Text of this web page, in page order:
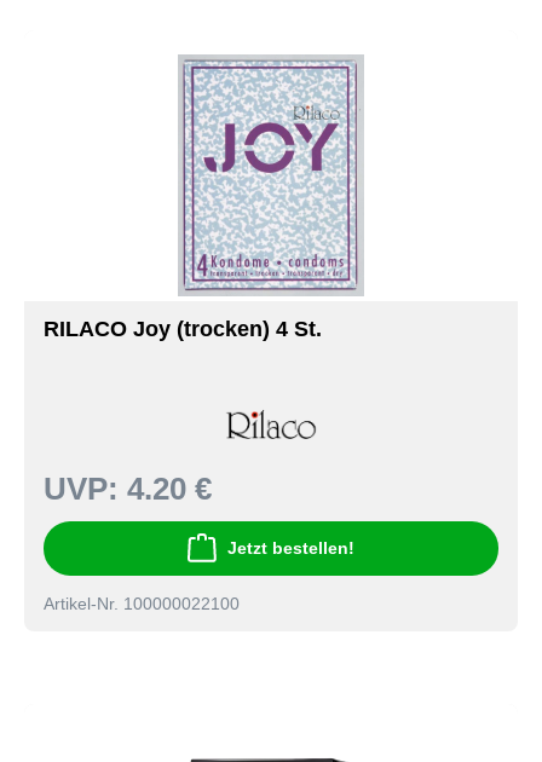
RILACO Joy (trocken) 4 St.
UVP: 4.20 €
Jetzt bestellen!
Artikel-Nr. 100000022100